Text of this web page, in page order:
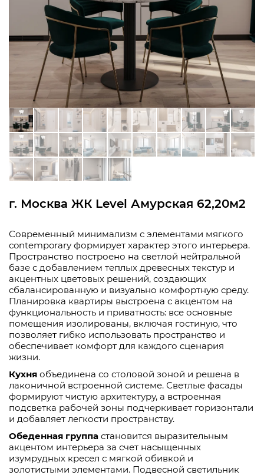
г. Москва ЖК Level Амурская 62,20м2
Современный минимализм с элементами мягкого
contemporary формирует характер этого интерьера.
Пространство построено на светлой нейтральной
базе с добавлением теплых древесных текстур и
акцентных цветовых решений, создающих
сбалансированную и визуально комфортную среду.
Планировка квартиры выстроена с акцентом на
функциональность и приватность: все основные
помещения изолированы, включая гостиную, что
позволяет гибко использовать пространство и
обеспечивает комфорт для каждого сценария
жизни.
Кухня объединена со столовой зоной и решена в
лаконичной встроенной системе. Светлые фасады
формируют чистую архитектуру, а встроенная
подсветка рабочей зоны подчеркивает горизонтали
и добавляет легкости пространству.
Обеденная группа становится выразительным
акцентом интерьера за счет насыщенных
изумрудных кресел с мягкой обивкой и
золотистыми элементами. Подвесной светильник